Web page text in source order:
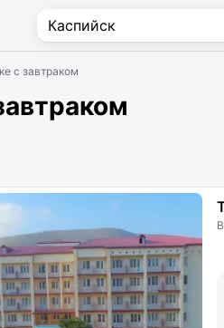
с завтраком